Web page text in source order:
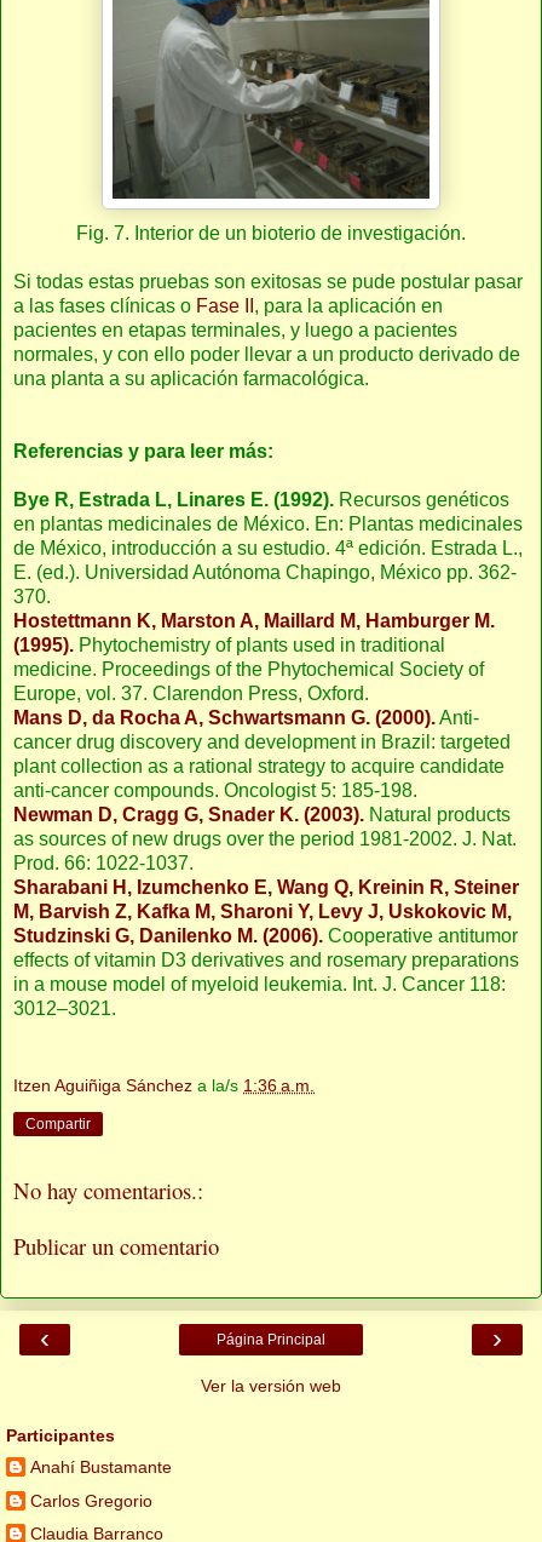
Fig. 7. Interior de un bioterio de investigación.
Si todas estas pruebas son exitosas se pude postular pasar
a las fases clínicas o Fase II , para la aplicación en
pacientes en etapas terminales, y luego a pacientes
normales, y con ello poder llevar a un producto derivado de
una planta a su aplicación farmacológica.
Referencias y para leer más:
Bye R, Estrada L, Linares E. (1992). Recursos genéticos
en plantas medicinales de México. En: Plantas medicinales
de México, introducción a su estudio. 4ª edición. Estrada L.,
E. (ed.). Universidad Autónoma Chapingo, México pp. 362-
370.
Hostettmann K, Marston A, Maillard M, Hamburger M.
(1995). Phytochemistry of plants used in traditional
medicine. Proceedings of the Phytochemical Society of
Europe, vol. 37. Clarendon Press, Oxford.
Mans D, da Rocha A, Schwartsmann G. (2000).Anti-
cancer drug discovery and development in Brazil: targeted
plant collection as a rational strategy to acquire candidate
anti-cancer compounds. Oncologist 5: 185-198.
Newman D, Cragg G, Snader K. (2003). Natural products
as sources of new drugs over the period 1981-2002. J. Nat.
Prod. 66: 1022-1037.
Sharabani H, Izumchenko E, Wang Q, Kreinin R, Steiner
M, Barvish Z, Kafka M, Sharoni Y, Levy J, Uskokovic M,
Studzinski G, Danilenko M. (2006). Cooperative antitumor
effects of vitamin D3 derivatives and rosemary preparations
in a mouse model of myeloid leukemia. Int. J. Cancer 118:
3012–3021.
Itzen Aguiñiga Sánchez a la/s 1:36 a.m.
Compartir
No hay comentarios.:
Publicar un comentario
‹ ›
Página Principal
Ver la versión web
Participantes
Anahí Bustamante
Carlos Gregorio
Claudia Barranco